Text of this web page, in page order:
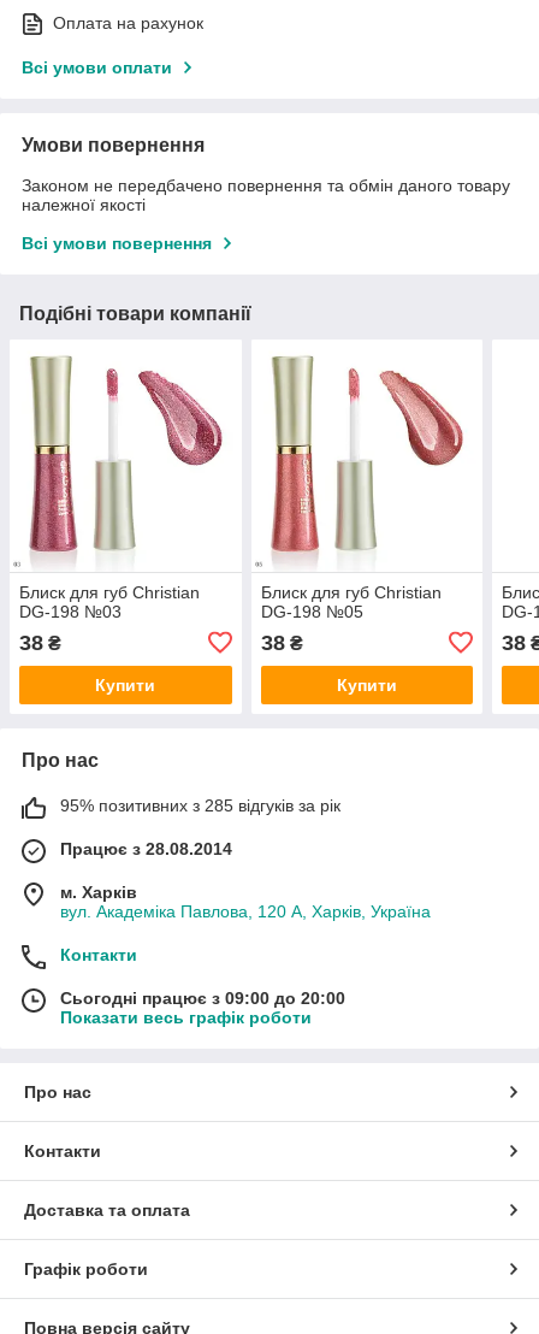
Оплата на рахунок
Всі умови оплати
Умови повернення
Законом не передбачено повернення та обмін даного товару
належної якості
Всі умови повернення
Подібні товари компанії
Блиск для губ Christian
DG-198 №03
38 ₴
Купити
Блиск для губ Christian
DG-198 №05
38₴
Купити
38
Про нас
95% позитивних з 285 відгуків за рік
Працює з 28.08.2014
м. Харків
вул. Академіка Павлова, 120 А, Харків, Україна
Контакти
Сьогодні працює з 09:00 до 20:00
Показати весь графік роботи
Про нас
Контакти
Доставка та оплата
Графік роботи
Повна версія сайту